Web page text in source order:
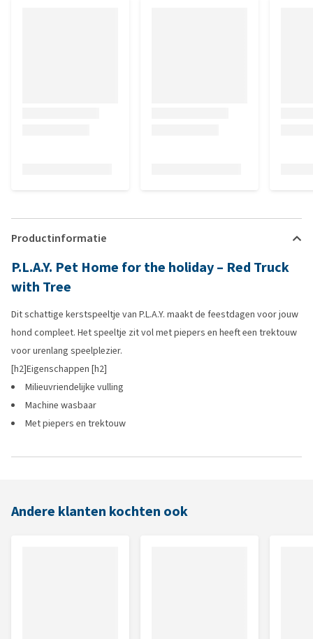
Productinformatie
P.L.A.Y. Pet Home for the holiday – Red Truck
with Tree
Dit schattige kerstspeeltje van P.L.A.Y. maakt de feestdagen voor jouw
hond compleet. Het speeltje zit vol met piepers en heeft een trektouw
voor urenlang speelplezier.
[h2]Eigenschappen [h2]
Milieuvriendelijke vulling
Machine wasbaar
Met piepers en trektouw
Andere klanten kochten ook